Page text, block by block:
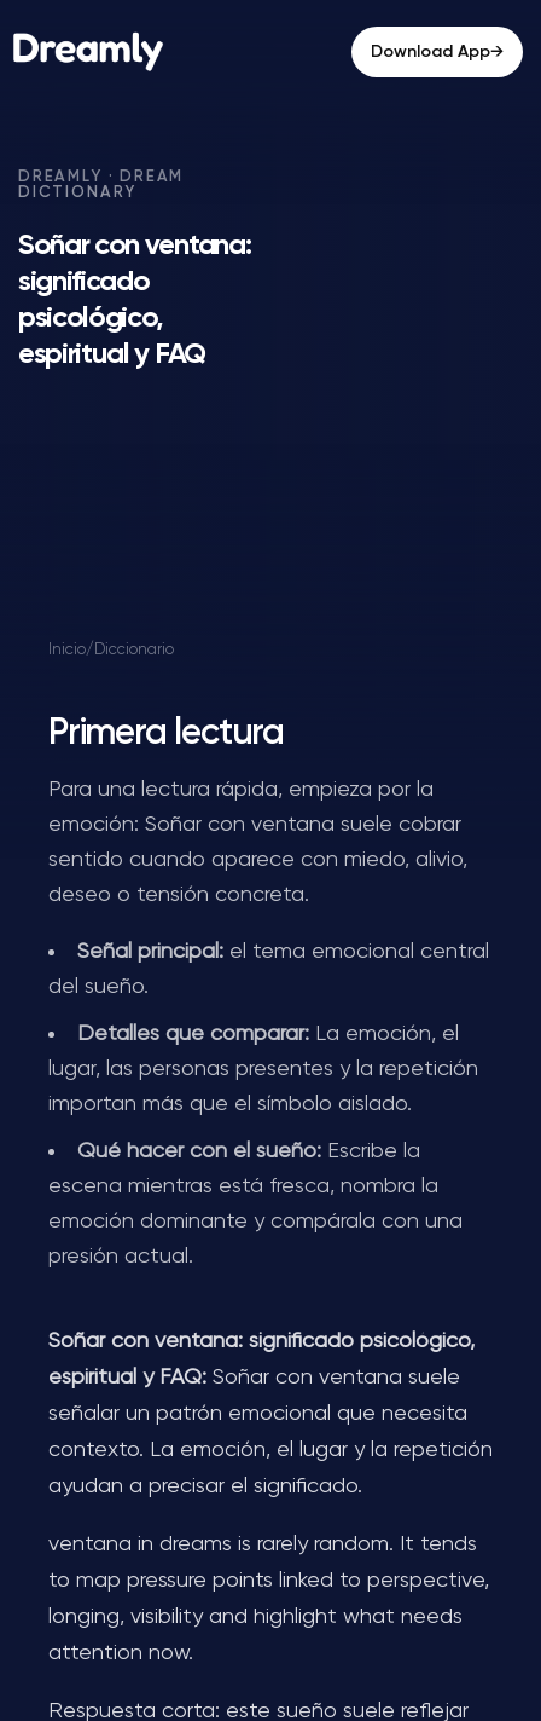
Download App→
Soñar con ventana:
significado
psicológico,
espiritual y FAQ
Inicio/ Diccionario
Primera lectura
Para una lectura rápida, empieza por la
emoción: Soñar con ventana suele cobrar
sentido cuando aparece con miedo, alivio,
deseo o tensión concreta.
Señal principal: el tema emocional central
del sueño.
Detalles que comparar: La emoción, el
lugar, las personas presentes y la repetición
importan más que el símbolo aislado.
Qué hacer con el sueño: Escribe la
escena mientras está fresca, nombra la
emoción dominante y compárala con una
presión actual.
Soñar con ventana: significado psicológico,
espiritual y FAQ: Soñar con ventana suele
señalar un patrón emocional que necesita
contexto. La emoción, el lugar y la repetición
ayudan a precisar el significado.
ventana in dreams is rarely random. It tends
to map pressure points linked to perspective,
longing, visibility and highlight what needs
attention now.
Respuesta corta: este sueño suele reflejar